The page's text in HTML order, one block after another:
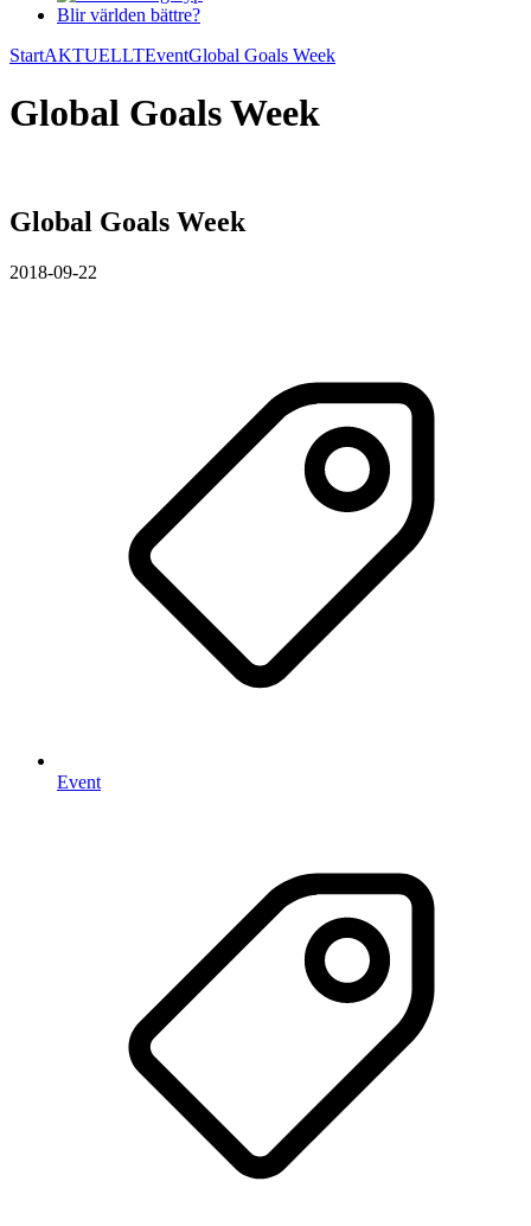
Blir världen bättre?
StartAKTUELLTEventGlobal Goals Week
Global Goals Week
Global Goals Week
2018-09-22
Event